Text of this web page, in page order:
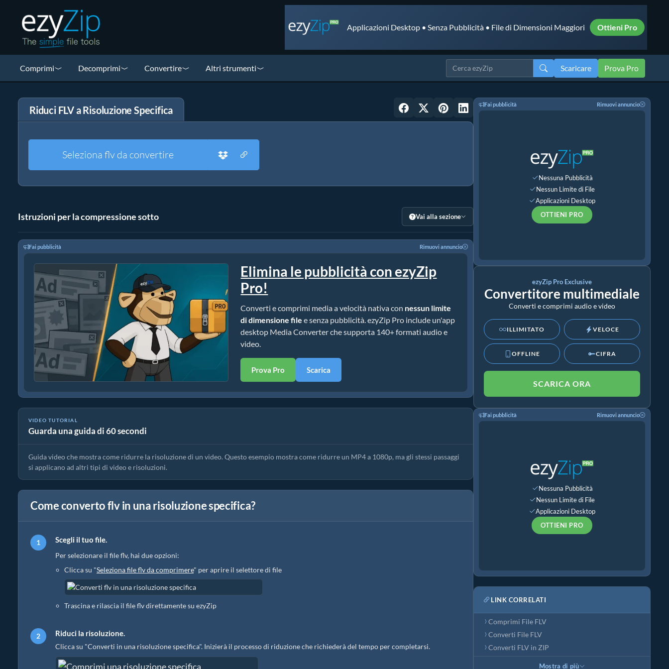
Applicazioni Desktop • Senza Pubblicità • File di Dimensioni Maggiori Ottieni Pro
Comprimi Decomprimi Convertire Altri strumenti Scaricare Prova Pro
Riduci FLV a Risoluzione Specifica
Seleziona flv da convertire
Istruzioni per la compressione sotto Vai alla sezione
Fai pubblicità Rimuovi annuncio
Elimina le pubblicità con ezyZip
Pro!
Converti e comprimi media a velocità nativa con nessun limite
di dimensione file e senza pubblicità. ezyZip Pro include un'app
desktop Media Converter che supporta 140+ formati audio e
video.
Prova Pro Scarica
VIDEO TUTORIAL
Guarda una guida di 60 secondi
Come ridurre la risoluzione flv (Guida semplice)
Guida video che mostra come ridurre la risoluzione di un video. Questo esempio mostra come ridurre un MP4 a 1080p, ma gli stessi passaggi
si applicano ad altri tipi di video e risoluzioni.
Come converto flv in una risoluzione specifica?
Scegli il tuo file.
Per selezionare il file flv, hai due opzioni:
Clicca su "Seleziona file flv da comprimere" per aprire il selettore di file
Trascina e rilascia il file flv direttamente su ezyZip
Riduci la risoluzione.
Clicca su "Converti in una risoluzione specifica". Inizierà il processo di riduzione che richiederà del tempo per completarsi.
Fai pubblicità Rimuovi annuncio
Nessuna Pubblicità
Nessun Limite di File
Applicazioni Desktop
OTTIENI PRO
ezyZip Pro Exclusive
Convertitore multimediale
Converti e comprimi audio e video
ILLIMITATO VELOCE
OFFLINE CIFRA
SCARICA ORA
Fai pubblicità Rimuovi annuncio
Nessuna Pubblicità
Nessun Limite di File
Applicazioni Desktop
OTTIENI PRO
LINK CORRELATI
Comprimi File FLV
Converti File FLV
Converti FLV in ZIP
Mostra di più